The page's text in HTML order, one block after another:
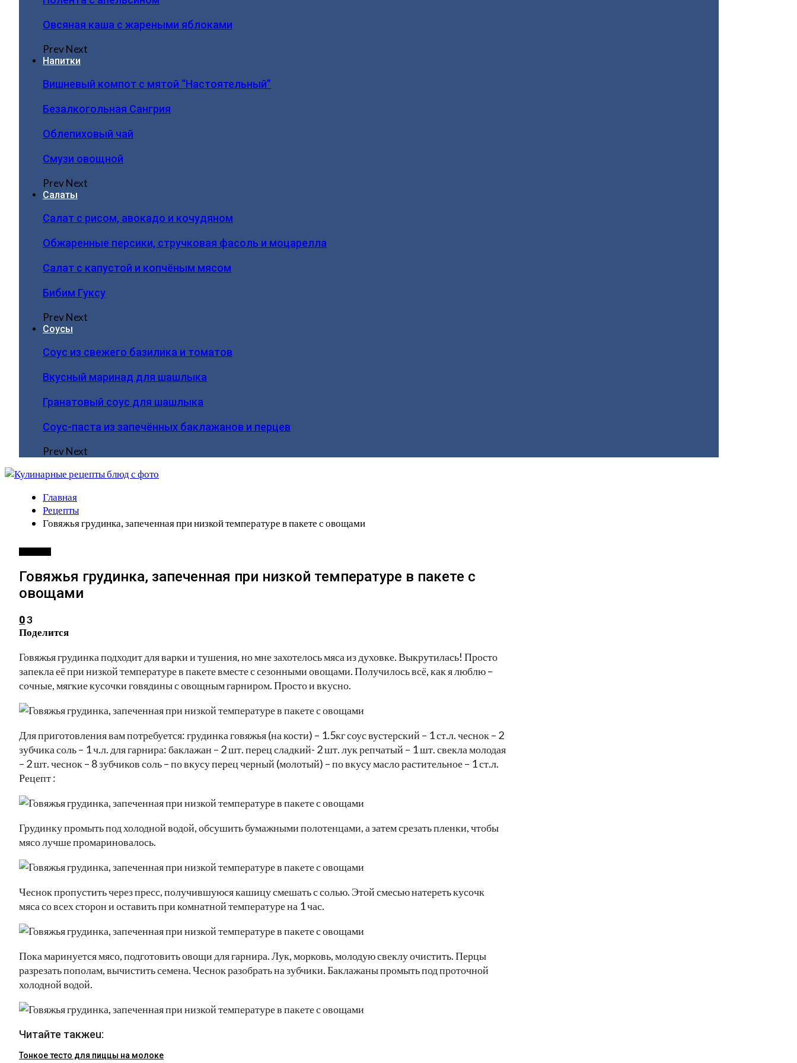
Овсяная каша с жареными яблоками
PrevNext
Напитки
Вишневый компот с мятой “Настоятельный”
Безалкогольная Сангрия
Облепиховый чай
Смузи овощной
PrevNext
Салаты
Салат с рисом, авокадо и кочудяном
Обжаренные персики, стручковая фасоль и моцарелла
Салат с капустой и копчёным мясом
Бибим Гуксу
PrevNext
Соусы
Соус из свежего базилика и томатов
Вкусный маринад для шашлыка
Гранатовый соус для шашлыка
Соус-паста из запечённых баклажанов и перцев
PrevNext
Главная
Рецепты
Говяжья грудинка, запеченная при низкой температуре в пакете с овощами
Говяжья грудинка, запеченная при низкой температуре в пакете с
овощами
03
Поделится
Говяжья грудинка подходит для варки и тушения, но мне захотелось мяса из духовке. Выкрутилась! Просто
запекла её при низкой температуре в пакете вместе с сезонными овощами. Получилось всё, как я люблю –
сочные, мягкие кусочки говядины с овощным гарниром. Просто и вкусно.
Для приготовления вам потребуется: грудинка говяжья (на кости) – 1.5кг соус вустерский – 1 ст.л. чеснок – 2
зубчика соль – 1 ч.л. для гарнира: баклажан – 2 шт. перец сладкий- 2 шт. лук репчатый – 1 шт. свекла молодая
– 2 шт. чеснок – 8 зубчиков соль – по вкусу перец черный (молотый) – по вкусу масло растительное – 1 ст.л.
Рецепт :
Грудинку промыть под холодной водой, обсушить бумажными полотенцами, а затем срезать пленки, чтобы
мясо лучше промариновалось.
Чеснок пропустить через пресс, получившуюся кашицу смешать с солью. Этой смесью натереть кусочк
мяса со всех сторон и оставить при комнатной температуре на 1 час.
Пока маринуется мясо, подготовить овощи для гарнира. Лук, морковь, молодую свеклу очистить. Перцы
разрезать пополам, вычистить семена. Чеснок разобрать на зубчики. Баклажаны промыть под проточной
холодной водой.
Читайте такжеu:
Тонкое тесто для пиццы на молоке